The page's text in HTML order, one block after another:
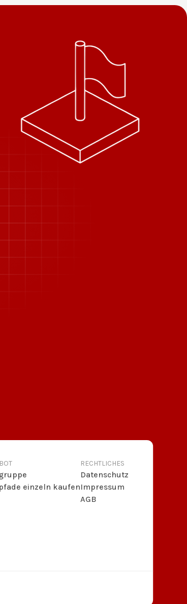
einzeln kaufen
RECHTLICHES
Datenschutz
Impressum
AGB